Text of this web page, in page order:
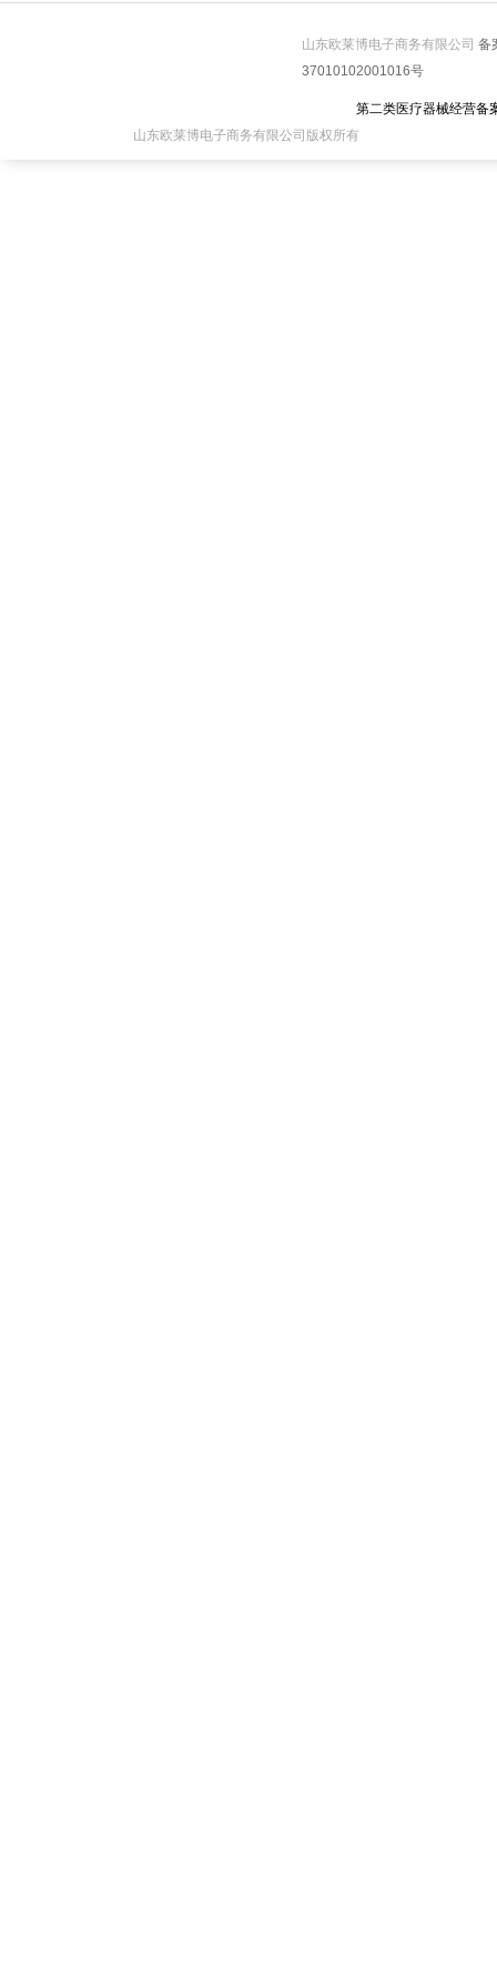
山东欧莱博电子商务有限公司备
37010102001016号
第二类医疗器械经营备
山东欧莱博电子商务有限公司版权所有